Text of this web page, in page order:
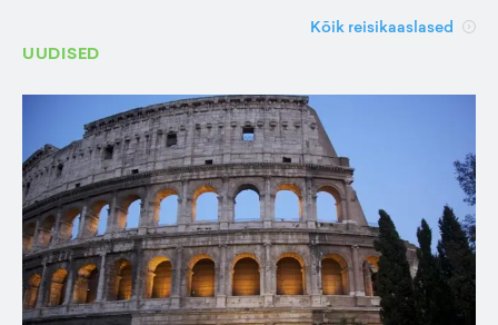
Kõik reisikaaslased
UUDISED